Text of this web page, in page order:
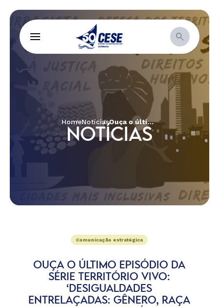
HomeNotícias Ouça o último episódio da série Território Vivo: ‘Desigualdades entrelaçadas: Gênero, Raça e Classe nos territórios do Cerrado’
NOTÍCIAS
Comunicação estratégica
OUÇA O ÚLTIMO EPISÓDIO DA
SÉRIE TERRITÓRIO VIVO:
‘DESIGUALDADES
ENTRELAÇADAS: GÊNERO, RAÇA